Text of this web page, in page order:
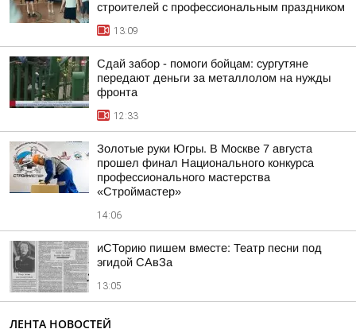
строителей с профессиональным праздником
13:09
Сдай забор - помоги бойцам: сургутяне
передают деньги за металлолом на нужды
фронта
12:33
Золотые руки Югры. В Москве 7 августа
прошел финал Национального конкурса
профессионального мастерства
«Строймастер»
14:06
иСТорию пишем вместе: Театр песни под
эгидой САвЗа
13:05
ЛЕНТА НОВОСТЕЙ